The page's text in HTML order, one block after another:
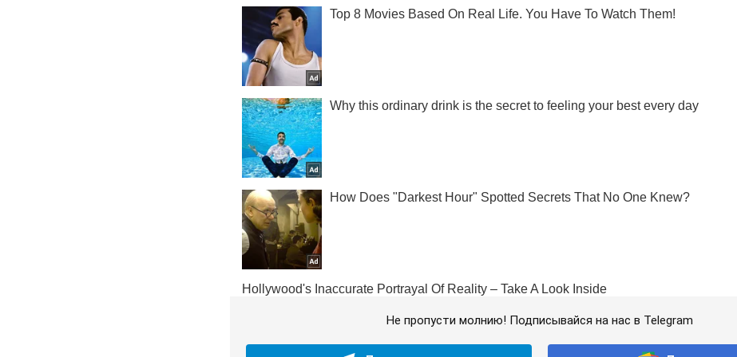
Не пропусти молнию! Подписывайся на нас в Telegram